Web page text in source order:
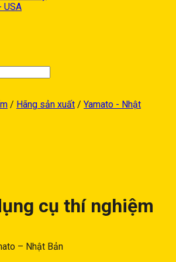
USA
/ Hãng sản xuất / Yamato - Nhật
cụ thí nghiệm
– Nhật Bản